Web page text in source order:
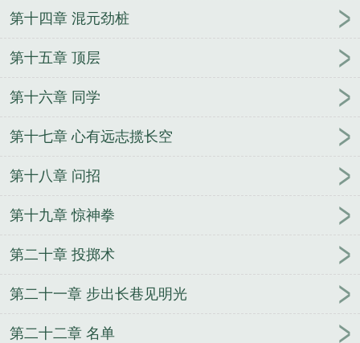
第十四章 混元劲桩
第十五章 顶层
第十六章 同学
第十七章 心有远志揽长空
第十八章 问招
第十九章 惊神拳
第二十章 投掷术
第二十一章 步出长巷见明光
第二十二章 名单